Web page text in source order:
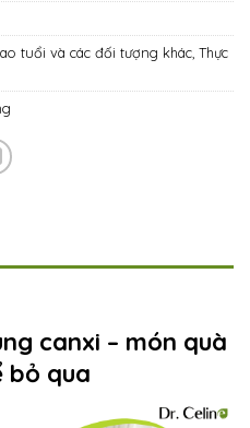
tuổi và các đối tượng khác Thực
canxi – món quà
bỏ qua